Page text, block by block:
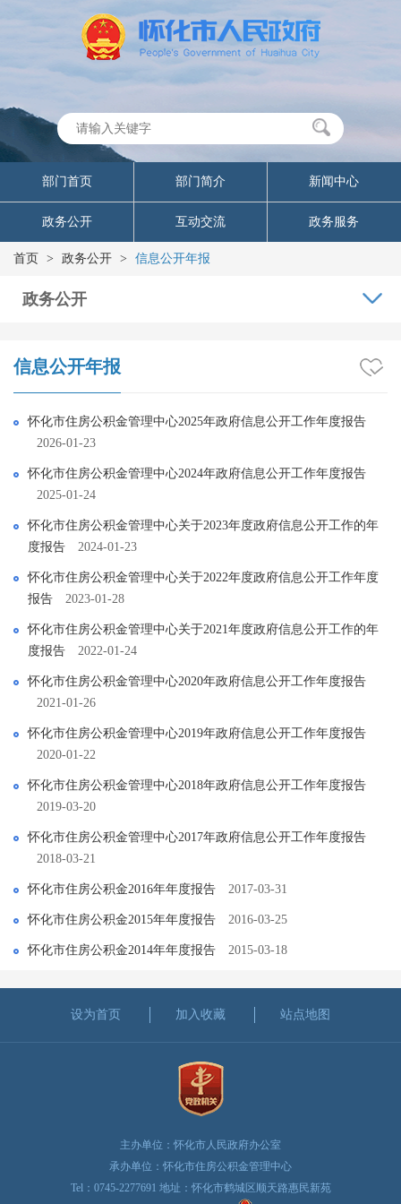
部门首页 部门简介 新闻中心
政务公开 互动交流 政务服务
首页 > 政务公开 > 信息公开年报
政务公开
信息公开年报
怀化市住房公积金管理中心2025年政府信息公开工作年度报告
2026-01-23
怀化市住房公积金管理中心2024年政府信息公开工作年度报告
2025-01-24
怀化市住房公积金管理中心关于2023年度政府信息公开工作的年
度报告
2024-01-23
怀化市住房公积金管理中心关于2022年度政府信息公开工作年度
报告
2023-01-28
怀化市住房公积金管理中心关于2021年度政府信息公开工作的年
度报告
2022-01-24
怀化市住房公积金管理中心2020年政府信息公开工作年度报告
2021-01-26
怀化市住房公积金管理中心2019年政府信息公开工作年度报告
2020-01-22
怀化市住房公积金管理中心2018年政府信息公开工作年度报告
2019-03-20
怀化市住房公积金管理中心2017年政府信息公开工作年度报告
2018-03-21
怀化市住房公积金2016年年度报告 2017-03-31
怀化市住房公积金2015年年度报告 2016-03-25
怀化市住房公积金2014年年度报告 2015-03-18
设为首页 加入收藏 站点地图
主办单位：怀化市人民政府办公室
承办单位：怀化市住房公积金管理中心
Tel：0745-2277691 地址：怀化市鹤城区顺天路惠民新苑